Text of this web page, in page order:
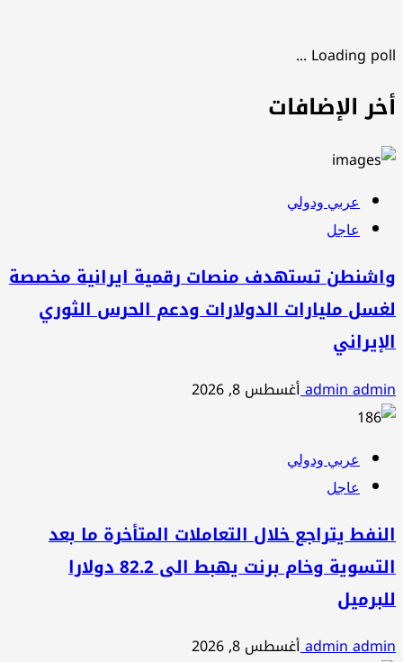
Loading poll ...
أخر الإضافات
عربي ودولي
عاجل
واشنطن تستهدف منصات رقمية ايرانية مخصصة
لغسل مليارات الدولارات ودعم الحرس الثوري
الإيراني
admin adminأغسطس 8, 2026
عربي ودولي
عاجل
النفط يتراجع خلال التعاملات المتأخرة ما بعد
التسوية وخام برنت يهبط الى 82.2 دولارا
للبرميل
admin adminأغسطس 8, 2026